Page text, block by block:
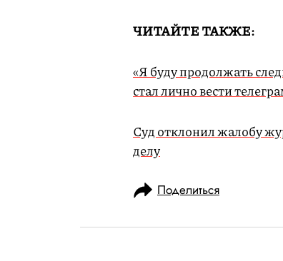
ЧИТАЙТЕ ТАКЖЕ:
«Я буду продолжать
стал лично вести
Суд отклонил жалобу
делу
Поделиться